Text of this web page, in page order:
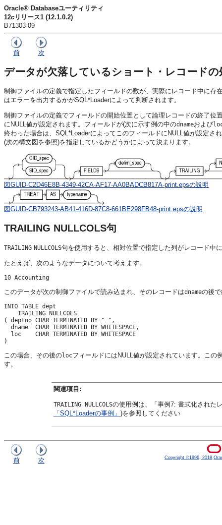
Oracle® Databaseユーティリティ
12c リリース1 (12.1.0.2)
B71303-09
前 次
データが欠落しているショート・レコードの
制御ファイルの定義で指定したフィールドの数が、実際にレコード中に
はエラーを出力するかがSQL*Loaderによって判断されます。
制御ファイルの定義でフィールドの開始位置として論理レコードの終了
にNULL値が設定されます。フィールドが(次に示す例の中のdnameおよび
終わった場合は、SQL*LoaderによってこのフィールドにNULL値が設定さ
(次の構文図を参照)を指定しているかどうかによって決まります。
図GUID-C2D46E8B-4349-42CA-AF17-AA0BADCB817A-print.epsの説明
図GUID-CB793243-AB41-416D-87C8-661BE298FB48-print.epsの説明
TRAILING NULLCOLS句
TRAILING NULLCOLS句を使用すると、相対位置で指定した列がレコード中
たとえば、次のようなデータについて考えます。
このデータが次の制御ファイルで読み込まれ、そのレコードはdnameの後
INTO TABLE dept
    TRAILING NULLCOLS
( deptno CHAR TERMINATED BY " ",
  dname  CHAR TERMINATED BY WHITESPACE,
  loc    CHAR TERMINATED BY WHITESPACE
この場合、その後のlocフィールドにはNULL値が設定されています。この
す。
関連項目:
TRAILING NULLCOLSの使用例は、「事例7: 書式化された
「SQL*Loaderの事例」 )を参照してください
前 次 Copyright ©1996,